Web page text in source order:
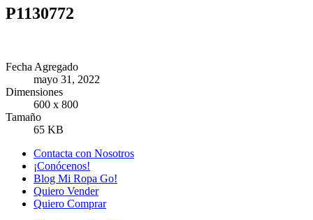
P1130772
Fecha Agregado
mayo 31, 2022
Dimensiones
600 x 800
Tamaño
65 KB
Contacta con Nosotros
¡Conócenos!
Blog Mi Ropa Go!
Quiero Vender
Quiero Comprar